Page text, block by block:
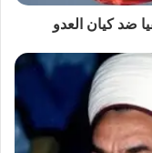
ضد كيان العدو